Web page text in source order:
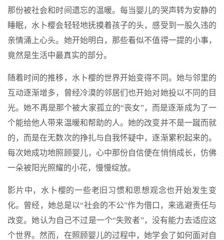
那份被社会和时间遗忘的温暖。每当婴儿的哭声转为安静的
睡眠，水卜樱会轻轻地抚摸着孩子的头，感受到一股久违的
亲情涌上心头。她开始明白，那些看似不值得一提的小事，
竟然是生活中最真实的部分。
随着时间的推移，水卜樱的世界开始变得不同。她与邻里的
互动逐渐增多，曾经冷漠的邻居们也开始对她投以不同的目
光。她不再是那个被大家孤立的“丧女”，而是逐渐成为了一
个能给他人带来温暖和帮助的人。她的改变并不是一蹴而就
的，而是在无数次的挣扎与自我怀疑中，逐渐累积起来的。
每次她成功地照顾婴儿，心中那份自信便在悄悄成长，仿佛
一朵被阳光照耀的小花，慢慢绽放。
影片中，水卜樱的一些老旧习惯和思想观念也开始发生变
化。曾经，她总是以“社会的不公”作为借口，来逃避责任与
改变。她认为自己不过是一个“失败者”，没有能力去适应这
个世界。然而，在照顾婴儿的过程中，她学会了如何面对自